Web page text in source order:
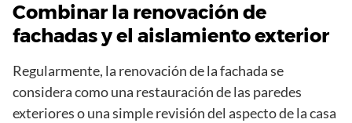
Combinar la renovación de
fachadas y el aislamiento exterior
Regularmente, la renovación de la fachada se
considera como una restauración de las paredes
exteriores o una simple revisión del aspecto de la casa